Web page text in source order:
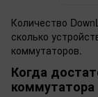
Количество
сколько
коммутаторов.
Когда
коммутатора